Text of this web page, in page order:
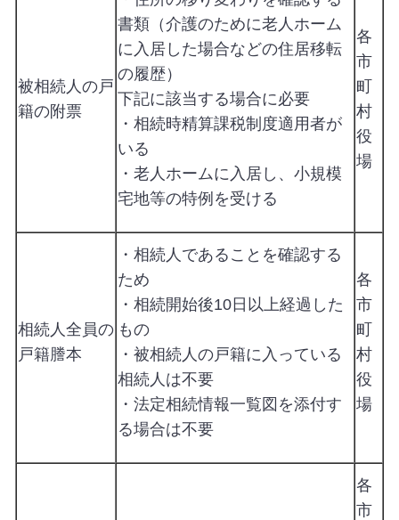
被相続人の戸
籍の附票
書類（介護のために老人ホーム
に入居した場合などの住居移転
の履歴）
下記に該当する場合に必要
・相続時精算課税制度適用者が
いる
・老人ホームに入居し、小規模
宅地等の特例を受ける
各
市
町
村
役
場
相続人全員の
戸籍謄本
・相続人であることを確認する
ため
・相続開始後10日以上経過した
もの
・被相続人の戸籍に入っている
相続人は不要
・法定相続情報一覧図を添付す
る場合は不要
各
市
町
村
役
場
各
市